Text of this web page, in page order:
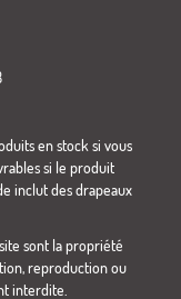
en stock si vous
si le produit
inclut des drapeaux
sont la propriété
reproduction ou
interdite.